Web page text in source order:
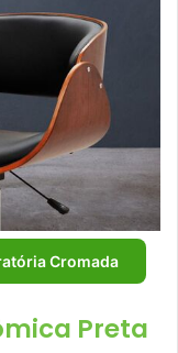
Cromada
Preta